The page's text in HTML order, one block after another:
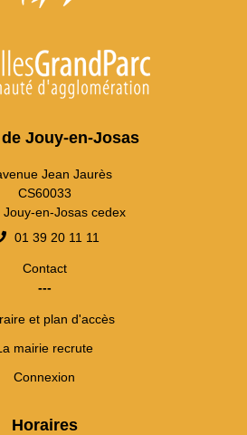
Jouy-en-Josas
Jean Jaurès
CS60033
Jouy-en-Josas cedex
01 39 20 11 11
Contact
---
et plan d'accès
mairie recrute
Connexion
Horaires